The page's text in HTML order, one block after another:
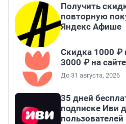
Получить
повторную
Яндекс Афише
Скидка 1000 ₽
3000 ₽ на
До 31 августа, 2026
35 дней
подписке Иви
пользователей